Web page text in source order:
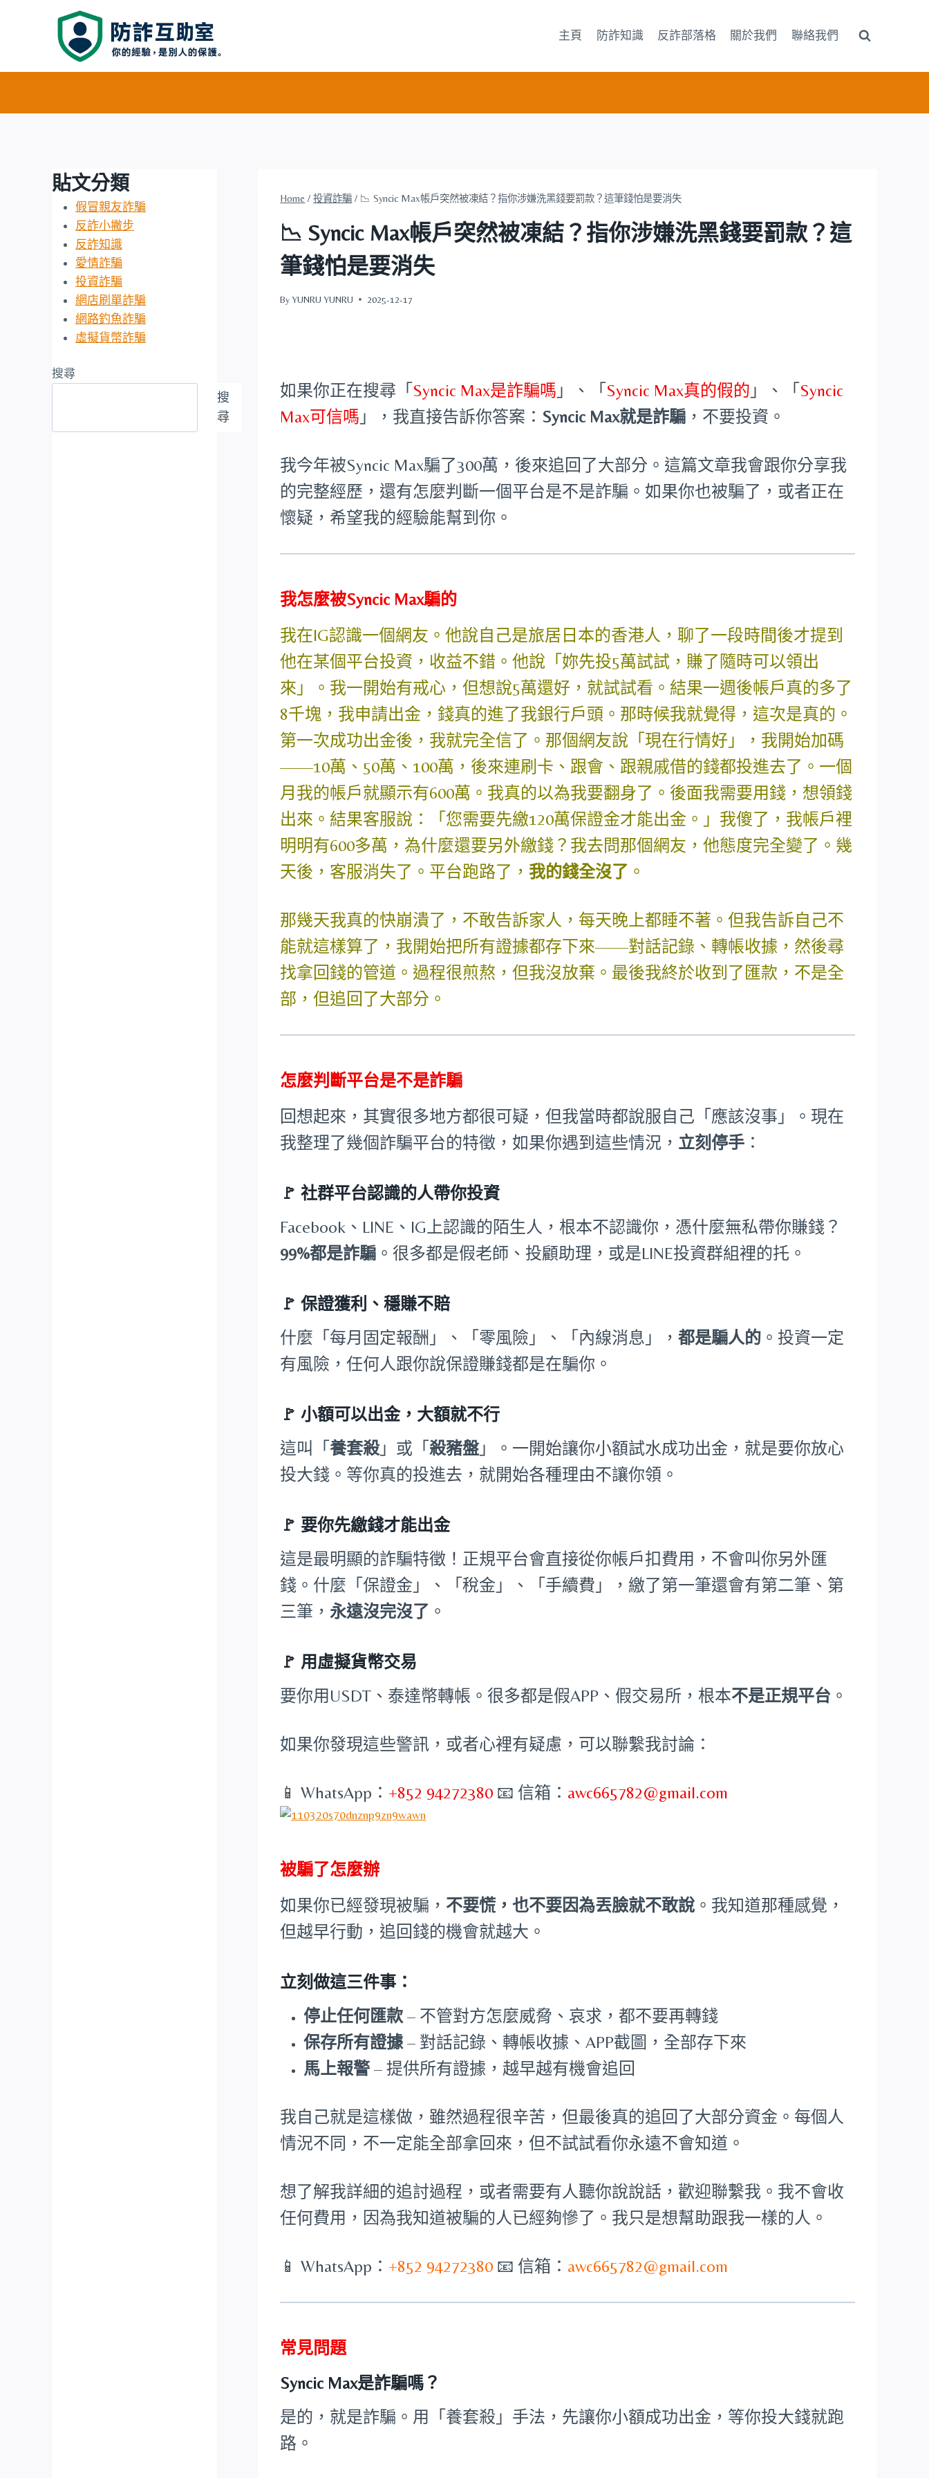
主頁 防詐知識 反詐部落格 關於我們 聯絡我們
Home / 投資詐騙 / 📉 Syncic Max帳戶突然被凍結？指你涉嫌洗黑錢要罰款？這筆錢怕是要消失
📉 Syncic Max帳戶突然被凍結？指你涉嫌洗黑錢要罰款？這
筆錢怕是要消失
By YUNRU YUNRU 2025-12-17
如果你正在搜尋「 Syncic Max是詐騙嗎 」、「 Syncic Max真的假的 」、「 Syncic
Max可信嗎 」，我直接告訴你答案： Syncic Max就是詐騙 ，不要投資。
我今年被Syncic Max騙了300萬，後來追回了大部分。這篇文章我會跟你分享我
的完整經歷，還有怎麼判斷一個平台是不是詐騙。如果你也被騙了，或者正在
懷疑，希望我的經驗能幫到你。
我怎麼被Syncic Max騙的
我在IG認識一個網友。他說自己是旅居日本的香港人，聊了一段時間後才提到
他在某個平台投資，收益不錯。他說「妳先投5萬試試，賺了隨時可以領出
來」。我一開始有戒心，但想說5萬還好，就試試看。結果一週後帳戶真的多了
8千塊，我申請出金，錢真的進了我銀行戶頭。那時候我就覺得，這次是真的。
第一次成功出金後，我就完全信了。那個網友說「現在行情好」，我開始加碼
——10萬、50萬、100萬，後來連刷卡、跟會、跟親戚借的錢都投進去了。一個
月我的帳戶就顯示有600萬。我真的以為我要翻身了。後面我需要用錢，想領錢
出來。結果客服說：「您需要先繳120萬保證金才能出金。」我傻了，我帳戶裡
明明有600多萬，為什麼還要另外繳錢？我去問那個網友，他態度完全變了。幾
天後，客服消失了。平台跑路了， 我的錢全沒了 。
那幾天我真的快崩潰了，不敢告訴家人，每天晚上都睡不著。但我告訴自己不
能就這樣算了，我開始把所有證據都存下來——對話記錄、轉帳收據，然後尋
找拿回錢的管道。過程很煎熬，但我沒放棄。最後我終於收到了匯款，不是全
部，但追回了大部分。
怎麼判斷平台是不是詐騙
回想起來，其實很多地方都很可疑，但我當時都說服自己「應該沒事」。現在
我整理了幾個詐騙平台的特徵，如果你遇到這些情況， 立刻停手 ：
🚩社群平台認識的人帶你投資
Facebook、LINE、IG上認識的陌生人，根本不認識你，憑什麼無私帶你賺錢？
99%都是詐騙 。很多都是假老師、投顧助理，或是LINE投資群組裡的托。
🚩保證獲利、穩賺不賠
什麼「每月固定報酬」、「零風險」、「內線消息」，都是騙人的 。投資一定
有風險，任何人跟你說保證賺錢都是在騙你。
🚩小額可以出金，大額就不行
這叫「養套殺」或「 殺豬盤 」。一開始讓你小額試水成功出金，就是要你放心
投大錢。等你真的投進去，就開始各種理由不讓你領。
🚩 要你先繳錢才能出金
這是最明顯的詐騙特徵！正規平台會直接從你帳戶扣費用，不會叫你另外匯
錢。什麼「保證金」、「稅金」、「手續費」，繳了第一筆還會有第二筆、第
三筆， 永遠沒完沒了 。
🚩 用虛擬貨幣交易
要你用USDT、泰達幣轉帳。很多都是假APP、假交易所，根本不是正規平台 。
如果你發現這些警訊，或者心裡有疑慮，可以聯繫我討論：
📱 WhatsApp： +852 94272380 📧 信箱： awc665782@gmail.com
被騙了怎麼辦
如果你已經發現被騙， 不要慌，也不要因為丟臉就不敢說 。我知道那種感覺，
但越早行動，追回錢的機會就越大。
立刻做這三件事：
停止任何匯款 – 不管對方怎麼威脅、哀求，都不要再轉錢
保存所有證據 – 對話記錄、轉帳收據、APP截圖，全部存下來
馬上報警 – 提供所有證據，越早越有機會追回
我自己就是這樣做，雖然過程很辛苦，但最後真的追回了大部分資金。每個人
情況不同，不一定能全部拿回來，但不試試看你永遠不會知道。
想了解我詳細的追討過程，或者需要有人聽你說說話，歡迎聯繫我。我不會收
任何費用，因為我知道被騙的人已經夠慘了。我只是想幫助跟我一樣的人。
📱 WhatsApp： +852 94272380 📧 信箱： awc665782@gmail.com
常見問題
Syncic Max是詐騙嗎？
是的，就是詐騙。用「養套殺」手法，先讓你小額成功出金，等你投大錢就跑
路。
貼文分類
假冒親友詐騙
反詐小撇步
反詐知識
愛情詐騙
投資詐騙
網店刷單詐騙
網路釣魚詐騙
虛擬貨幣詐騙
搜尋
搜
尋